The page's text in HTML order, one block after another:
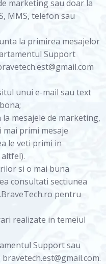
marketing sau doar la
MMS, telefon sau
la primirea mesajelor
Support
unui e-mail sau text
mesajele de marketing,
mai primi mesaje
le veti primi in
si o mai buna
consultati sectiunea
pentru
realizate in temeiul
Support sau